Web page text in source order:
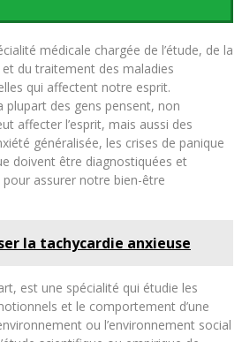
médicale chargée de l’étude, de la
du traitement des maladies
qui affectent notre esprit.
plupart des gens pensent, non
affecter l’esprit, mais aussi des
généralisée, les crises de panique
doivent être diagnostiquées et
assurer notre bien-être
la tachycardie anxieuse
est une spécialité qui étudie les
et le comportement d’une
ou l’environnement social